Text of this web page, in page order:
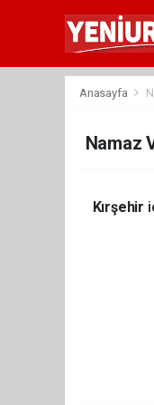
Anasayfa
Namaz
Kırşehir